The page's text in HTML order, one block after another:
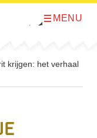
O
e
MENU
krijgen: het verhaal